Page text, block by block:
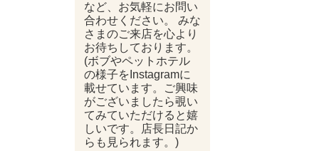
など、お気軽にお問い
合わせください。 みな
さまのご来店を心より
お待ちしております。
(ボブやペットホテル
の様子をInstagramに
載せています。ご興味
がございましたら覗い
てみていただけると嬉
しいです。店長日記か
らも見られます。)